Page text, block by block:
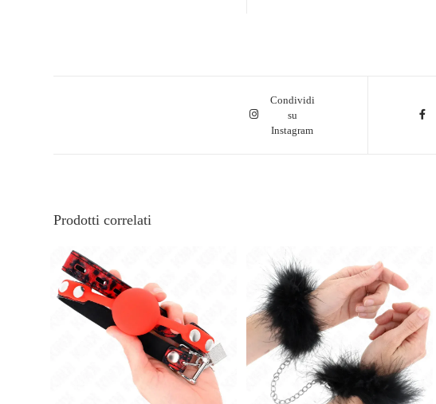
Condividi
su
Instagram
Prodotti correlati